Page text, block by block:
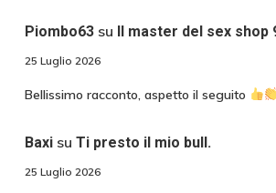
Piombo63su Il master del sex shop
25 Luglio 2026
Bellissimo racconto, aspetto il seguito
Baxisu Ti presto il mio bull.
25 Luglio 2026